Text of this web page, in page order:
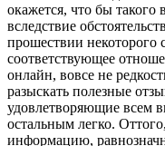
окажется, что бы
вследствие
прошествии некоторого
соответствующее
онлайн, вовсе не
разыскать полезные
удовлетворяющие всем
остальным легко.
информацию,